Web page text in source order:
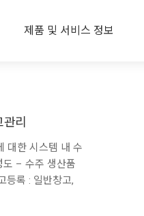
제품 및 서비스 정보
관리
대한 시스템 내 수
– 수주 생산품
등록 : 일반창고,